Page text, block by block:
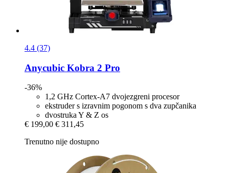
4.4 (37)
Anycubic Kobra 2 Pro
-36%
1,2 GHz Cortex-A7 dvojezgreni procesor
ekstruder s izravnim pogonom s dva zupčanika
dvostruka Y & Z os
€ 199,00 € 311,45
Trenutno nije dostupno